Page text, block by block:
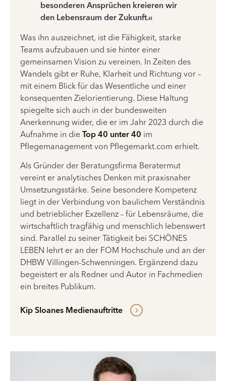
besonderen Ansprüchen kreieren wir
den Lebensraum der Zukunft.«
Was ihn auszeichnet, ist die Fähigkeit, starke
Teams aufzubauen und sie hinter einer
gemeinsamen Vision zu vereinen. In Zeiten des
Wandels gibt er Ruhe, Klarheit und Richtung vor –
mit einem Blick für das Wesentliche und einer
konsequenten Zielorientierung. Diese Haltung
spiegelte sich auch in der bundesweiten
Anerkennung wider, die er im Jahr 2023 durch die
Aufnahme in die
Top 40 unter 40 im
Pflegemanagement von Pflegemarkt.com erhielt.
Als Gründer der Beratungsfirma Beratermut
vereint er analytisches Denken mit praxisnaher
Umsetzungsstärke. Seine besondere Kompetenz
liegt in der Verbindung von baulichem Verständnis
und betrieblicher Exzellenz – für Lebensräume, die
wirtschaftlich tragfähig und menschlich lebenswert
sind. Parallel zu seiner Tätigkeit bei SCHÖNES
LEBEN lehrt er an der FOM Hochschule und an der
DHBW Villingen-Schwenningen. Ergänzend dazu
begeistert er als Redner und Autor in Fachmedien
ein breites Publikum.
Kip Sloanes Medienauftritte